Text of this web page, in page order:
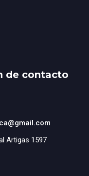
de contacto
Artigas 1597